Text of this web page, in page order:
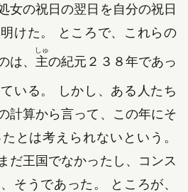
女の祝日の翌日を自分の祝日
けた。 ところで、これらの
は、 主
しゅ
の紀元２３８年であっ
いる。 しかし、ある人たち
計算から言って、この年にそ
とは考えられないという。
だ王国でなかったし、コンス
そうであった。 ところが、